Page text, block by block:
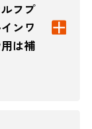
フプ
ンワ
は補